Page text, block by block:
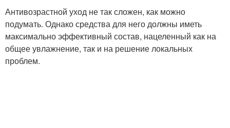
Антивозрастной уход не так сложен, как можно
подумать. Однако средства для него должны иметь
максимально эффективный состав, нацеленный как на
общее увлажнение, так и на решение локальных
проблем.